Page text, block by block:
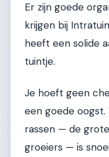
Er zijn goede
krijgen bij
heeft een solide
tuintje.
Je hoeft geen
een goede
rassen — de
groeiers — is